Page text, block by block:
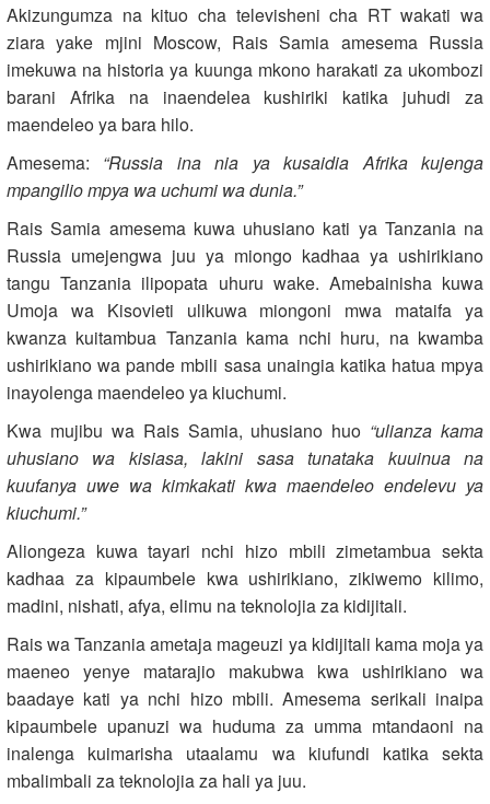
Akizungumza na kituo cha televisheni cha RT wakati wa
ziara yake mjini Moscow, Rais Samia amesema Russia
imekuwa na historia ya kuunga mkono harakati za ukombozi
barani Afrika na inaendelea kushiriki katika juhudi za
maendeleo ya bara hilo.
Amesema: “Russia ina nia ya kusaidia Afrika kujenga
mpangilio mpya wa uchumi wa dunia.”
Rais Samia amesema kuwa uhusiano kati ya Tanzania na
Russia umejengwa juu ya miongo kadhaa ya ushirikiano
tangu Tanzania ilipopata uhuru wake. Amebainisha kuwa
Umoja wa Kisovieti ulikuwa miongoni mwa mataifa ya
kwanza kuitambua Tanzania kama nchi huru, na kwamba
ushirikiano wa pande mbili sasa unaingia katika hatua mpya
inayolenga maendeleo ya kiuchumi.
Kwa mujibu wa Rais Samia, uhusiano huo “ulianza kama
uhusiano wa kisiasa, lakini sasa tunataka kuuinua na
kuufanya uwe wa kimkakati kwa maendeleo endelevu ya
kiuchumi.”
Aliongeza kuwa tayari nchi hizo mbili zimetambua sekta
kadhaa za kipaumbele kwa ushirikiano, zikiwemo kilimo,
madini, nishati, afya, elimu na teknolojia za kidijitali.
Rais wa Tanzania ametaja mageuzi ya kidijitali kama moja ya
maeneo yenye matarajio makubwa kwa ushirikiano wa
baadaye kati ya nchi hizo mbili. Amesema serikali inaipa
kipaumbele upanuzi wa huduma za umma mtandaoni na
inalenga kuimarisha utaalamu wa kiufundi katika sekta
mbalimbali za teknolojia za hali ya juu.